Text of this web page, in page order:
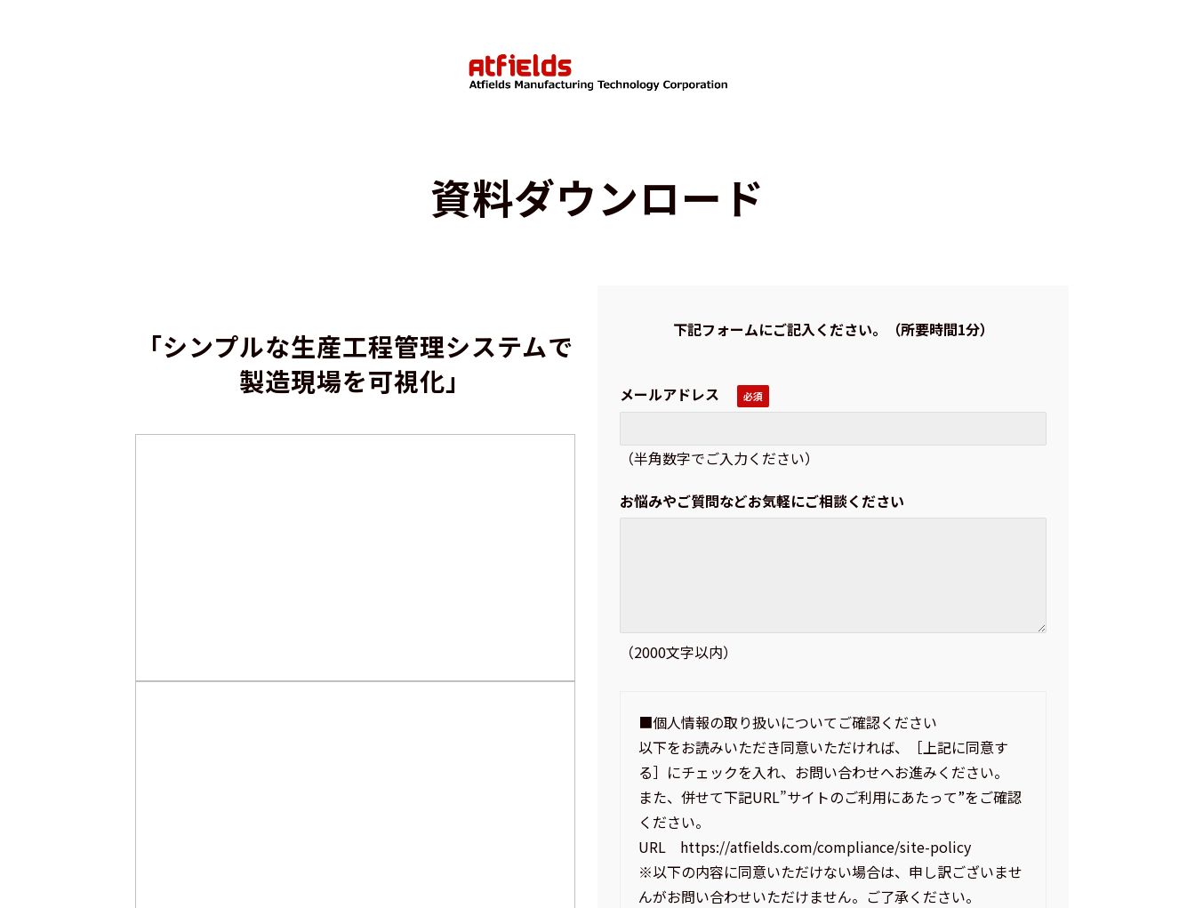
資料ダウンロード
「シンプルな生産工程管理システムで
製造現場を可視化」
下記フォームにご記入ください。（所要時間1分）
メールアドレス
（半角数字でご入力ください）
お悩みやご質問などお気軽にご相談ください
（2000文字以内）
■個人情報の取り扱いについてご確認ください
以下をお読みいただき同意いただければ、［上記に同意す
る］にチェックを入れ、お問い合わせへお進みください。
また、併せて下記URL”サイトのご利用にあたって”をご確認
ください。
URL https://atfields.com/compliance/site-policy
※以下の内容に同意いただけない場合は、申し訳ございませ
んがお問い合わせいただけません。ご了承ください。